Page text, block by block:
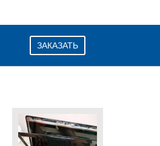
ЗАКАЗАТЬ